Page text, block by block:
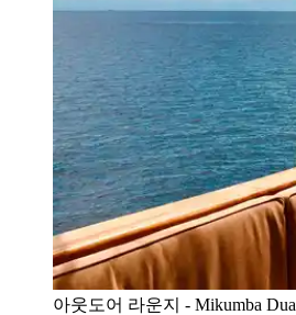
아웃도어 라운지 - Mikumba Dua